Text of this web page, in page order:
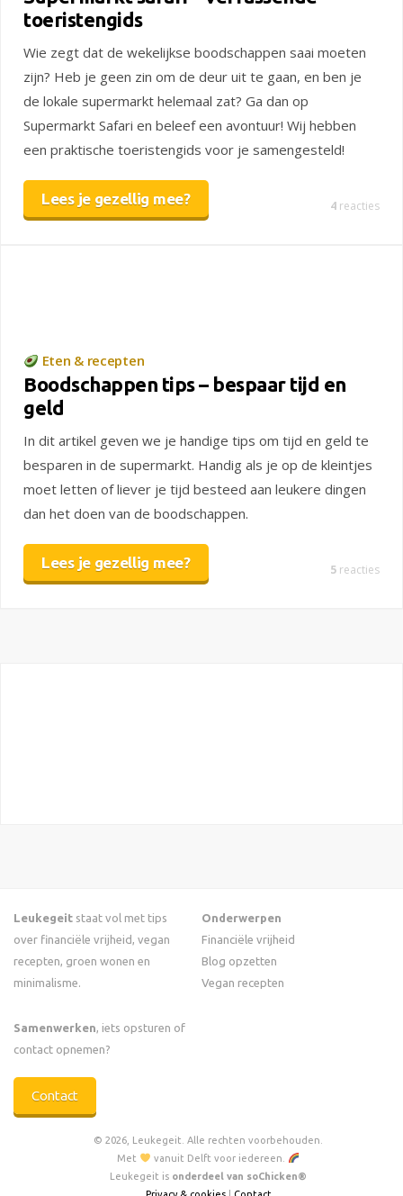
toeristengids
Wie zegt dat de wekelijkse boodschappen saai moeten
zijn? Heb je geen zin om de deur uit te gaan, en ben je
de lokale supermarkt helemaal zat? Ga dan op
Supermarkt Safari en beleef een avontuur! Wij hebben
een praktische toeristengids voor je samengesteld!
Lees je gezellig mee? 4 reacties
Eten & recepten
Boodschappen tips – bespaar tijd en
geld
In dit artikel geven we je handige tips om tijd en geld te
besparen in de supermarkt. Handig als je op de kleintjes
moet letten of liever je tijd besteed aan leukere dingen
dan het doen van de boodschappen.
Lees je gezellig mee? 5 reacties
Leukegeit staat vol met tips
over financiële vrijheid, vegan
recepten, groen wonen en
minimalisme.
Samenwerken, iets opsturen of
contact opnemen?
Contact
Onderwerpen
Financiële vrijheid
Blog opzetten
Vegan recepten
© 2026, Leukegeit. Alle rechten voorbehouden.
Met
vanuit Delft voor iedereen.
Leukegeit is onderdeel van soChicken®